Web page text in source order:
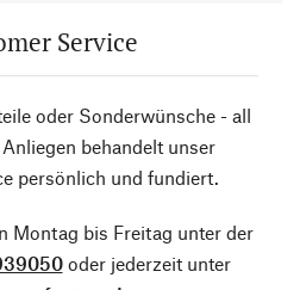
Service
oder Sonderwünsche - all
behandelt unser
persönlich und fundiert.
Montag bis Freitag unter der
oder jederzeit unter